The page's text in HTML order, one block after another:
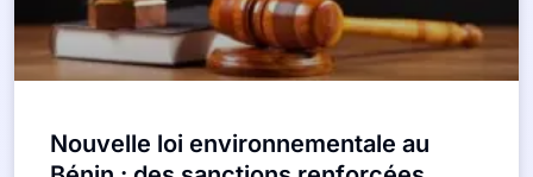
Nouvelle loi environnementale au